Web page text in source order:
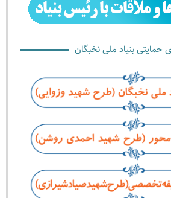
ملی نخبگان